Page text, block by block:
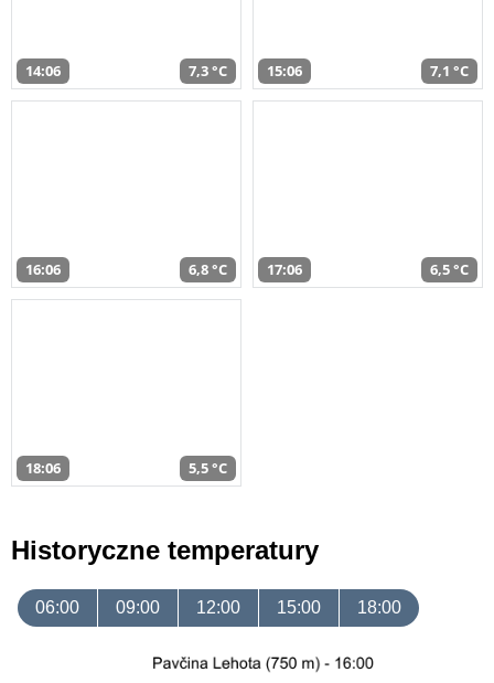
14:06 7,3 °C 15:06 7,1 °C
16:06 6,8 °C 17:06 6,5 °C
18:06 5,5 °C
Historyczne temperatury
06:00 09:00 12:00 15:00 18:00